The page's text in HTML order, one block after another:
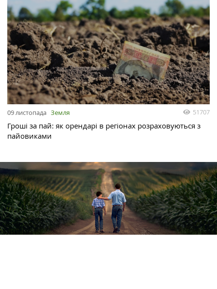
09 листопада Земля 51707
Гроші за пай: як орендарі в регіонах розраховуються з
пайовиками